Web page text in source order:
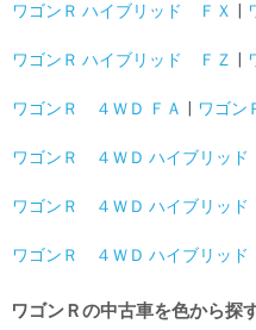
ワゴンＲ ハイブリッド ＦＸ
ワゴンＲ ハイブリッド ＦＺ
ワゴンＲ ４ＷＤ ＦＡ ワゴン
ワゴンＲ ４ＷＤ ハイブリッ
ワゴンＲ ４ＷＤ ハイブリッ
ワゴンＲ ４ＷＤ ハイブリッ
ワゴンＲの中古車を色から探